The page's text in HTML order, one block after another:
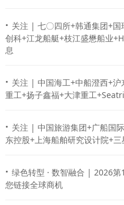
· 关注 | 七〇四所+韩通集团+国
创科+江龙船艇+枝江盛懋船业
息
· 关注 | 中国海工+中船澄西+沪
重工+扬子鑫福+大津重工
· 关注 | 中国旅游集团+广船国
东控股+上海船舶研究设计院+
· 绿色转型 · 数智融合 | 2026
您链接全球商机